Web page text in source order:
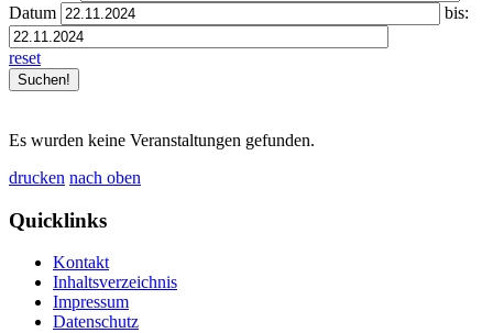
Datum
bis:
reset
Es wurden keine Veranstaltungen gefunden.
drucken nach oben
Quicklinks
Kontakt
Inhaltsverzeichnis
Impressum
Datenschutz